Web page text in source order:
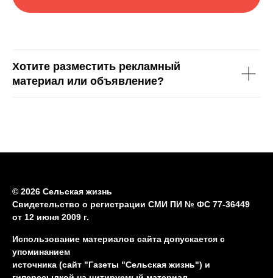
Хотите разместить рекламный
материал или объявление?
© 2026 Сельская жизнь
Свидетельство о регистрации СМИ ПИ № ФС 77-36449
от 12 июня 2009 г.
Использование материалов сайта допускается с
упоминанием
источника (сайт "Газеты "Сельская жизнь") и